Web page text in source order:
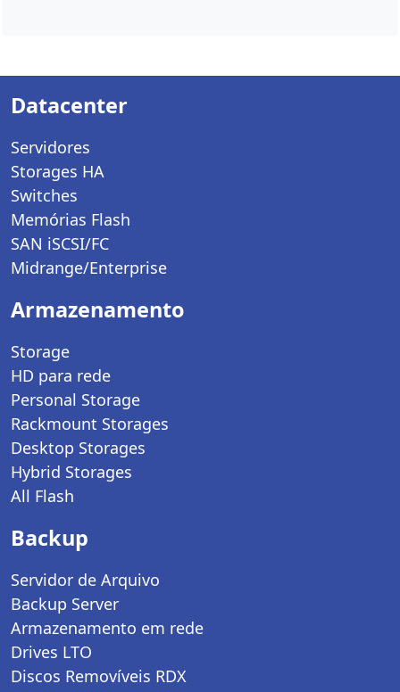
Datacenter
Servidores
Storages HA
Switches
Memórias Flash
SAN iSCSI/FC
Midrange/Enterprise
Armazenamento
Storage
HD para rede
Personal Storage
Rackmount Storages
Desktop Storages
Hybrid Storages
All Flash
Backup
Servidor de Arquivo
Backup Server
Armazenamento em rede
Drives LTO
Discos Removíveis RDX